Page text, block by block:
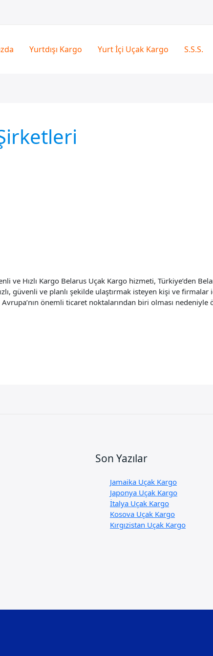
Yurtdışı Kargo Yurt İçi Uçak Kargo S.S.S.
ve Hızlı Kargo Belarus Uçak Kargo hizmeti, Türkiye’den
güvenli ve planlı şekilde ulaştırmak isteyen kişi ve
önemli ticaret noktalarından biri olması
Son Yazılar
Jamaika Uçak Kargo
Japonya Uçak Kargo
İtalya Uçak Kargo
Kosova Uçak Kargo
Kırgızistan Uçak Kargo